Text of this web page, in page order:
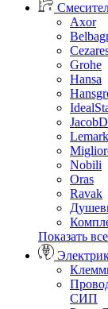
Axor
Grohe
Hansa
Lemark
Nobili
Oras
Ravak
Показать все
СИП